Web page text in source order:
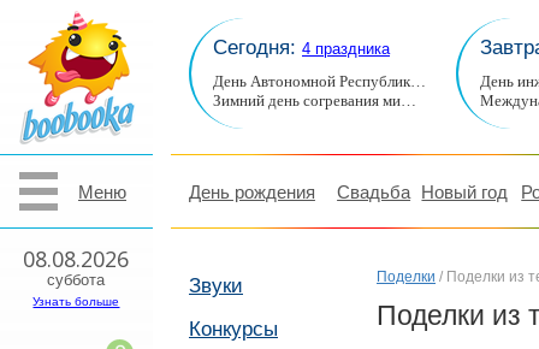
Меню
08.08.2026
суббота
Узнать больше
Сегодня: 4 праздника
День Автономной Республик…
Зимний день согревания ми…
День
День рождения Свадьба Новый год
Звуки
Конкурсы
Поделки / Поделки из
Поделки из